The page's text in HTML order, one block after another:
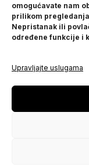
omogućavate nam
prilikom
Nepristanak ili
određene funkcije i
Upravljajte uslugama
POMOĆ
Politika privatnosti
PRATITE NAS
Instagram